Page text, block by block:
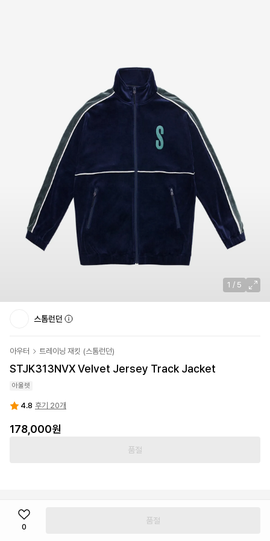
1 / 5
스톰런던
아우터 트레이닝 재킷 (스톰런던)
STJK313NVX Velvet Jersey Track Jacket
아울렛
4.8 후기 20개
178,000원
품절
0
품절